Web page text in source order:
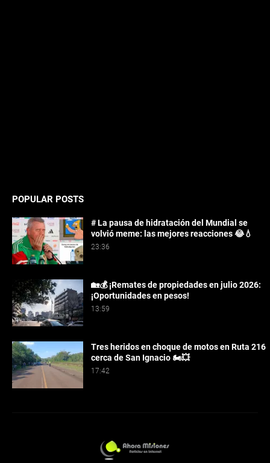
POPULAR POSTS
# La pausa de hidratación del Mundial se
volvió meme: las mejores reacciones 😂💧
23:36
🏡💰 ¡Remates de propiedades en julio 2026:
¡Oportunidades en pesos!
13:59
Tres heridos en choque de motos en Ruta 216
cerca de San Ignacio 🏍️💥
17:42